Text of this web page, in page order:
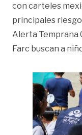
con carteles
principales
Alerta Temprana
Farc buscan a